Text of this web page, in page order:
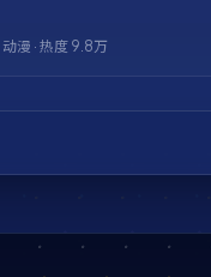
动漫 · 热度 9.8万